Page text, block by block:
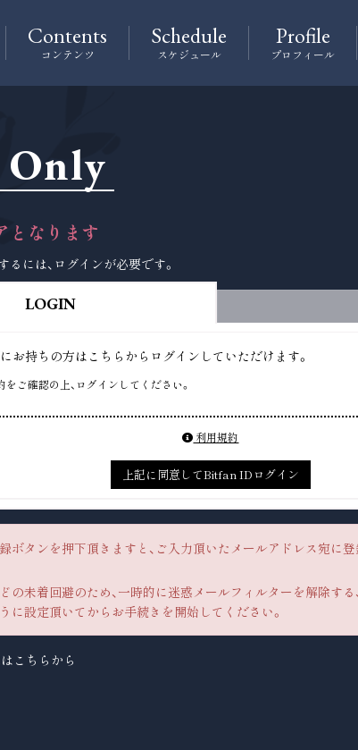
Contents
コンテンツ
Schedule
スケジュール
Profile
プロフィール
Only
となります
には、ログインが必要です。
LOGIN
お持ちの方はこちらからログインしていただけます。
ご確認の上、ログインしてください。
利用規約
上記に同意してBitfan IDログイン
ボタンを押下頂きますと、ご入力頂いたメールアドレス宛に
の未着回避のため、一時的に迷惑メールフィルターを解除する
に設定頂いてからお手続きを開始してください。
こちらから